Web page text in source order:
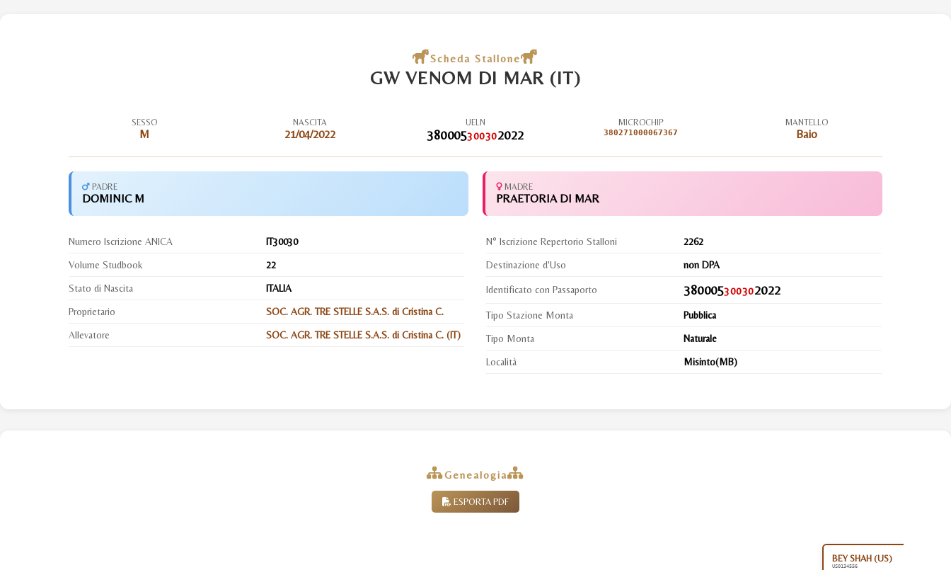
Scheda Stallone
GW VENOM DI MAR (IT)
SESSO
M
NASCITA
21/04/2022
UELN
380005300302022
MICROCHIP
380271000067367
MANTELLO
Baio
PADRE
DOMINIC M
MADRE
PRAETORIA DI MAR
Numero Iscrizione ANICA IT30030
Volume Studbook 22
Stato di Nascita ITALIA
Proprietario SOC. AGR. TRE STELLE S.A.S. di Cristina C.
Allevatore SOC. AGR. TRE STELLE S.A.S. di Cristina C. (IT)
N° Iscrizione Repertorio Stalloni 2262
Destinazione d'Uso non DPA
Identificato con Passaporto 380005300302022
Tipo Stazione Monta Pubblica
Tipo Monta Naturale
Località Misinto(MB)
Genealogia
ESPORTA PDF
BEY SHAH (US)
US0134556